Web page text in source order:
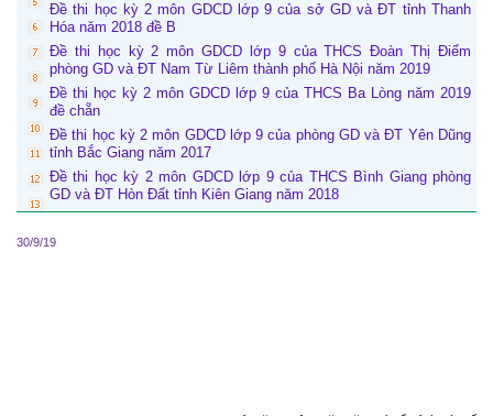
Đề thi học kỳ 2 môn GDCD lớp 9 của sở GD và ĐT tỉnh Thanh
Hóa năm 2018 đề B
Đề thi học kỳ 2 môn GDCD lớp 9 của THCS Đoàn Thị Điểm
phòng GD và ĐT Nam Từ Liêm thành phố Hà Nội năm 2019
Đề thi học kỳ 2 môn GDCD lớp 9 của THCS Ba Lòng năm 2019
đề chẵn
Đề thi học kỳ 2 môn GDCD lớp 9 của phòng GD và ĐT Yên Dũng
tỉnh Bắc Giang năm 2017
Đề thi học kỳ 2 môn GDCD lớp 9 của THCS Bình Giang phòng
GD và ĐT Hòn Đất tỉnh Kiên Giang năm 2018
30/9/19